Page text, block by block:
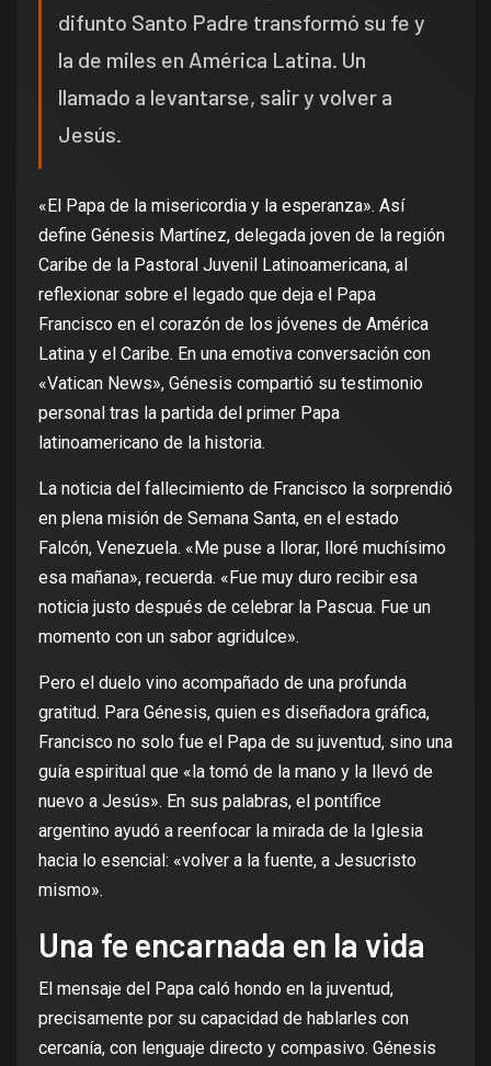
difunto Santo Padre transformó su fe y
la de miles en América Latina. Un
llamado a levantarse, salir y volver a
Jesús.
«El Papa de la misericordia y la esperanza». Así
define Génesis Martínez, delegada joven de la región
Caribe de la Pastoral Juvenil Latinoamericana, al
reflexionar sobre el legado que deja el Papa
Francisco en el corazón de los jóvenes de América
Latina y el Caribe. En una emotiva conversación con
«Vatican News», Génesis compartió su testimonio
personal tras la partida del primer Papa
latinoamericano de la historia.
La noticia del fallecimiento de Francisco la sorprendió
en plena misión de Semana Santa, en el estado
Falcón, Venezuela. «Me puse a llorar, lloré muchísimo
esa mañana», recuerda. «Fue muy duro recibir esa
noticia justo después de celebrar la Pascua. Fue un
momento con un sabor agridulce».
Pero el duelo vino acompañado de una profunda
gratitud. Para Génesis, quien es diseñadora gráfica,
Francisco no solo fue el Papa de su juventud, sino una
guía espiritual que «la tomó de la mano y la llevó de
nuevo a Jesús». En sus palabras, el pontífice
argentino ayudó a reenfocar la mirada de la Iglesia
hacia lo esencial: «volver a la fuente, a Jesucristo
mismo».
Una fe encarnada en la vida
El mensaje del Papa caló hondo en la juventud,
precisamente por su capacidad de hablarles con
cercanía, con lenguaje directo y compasivo. Génesis